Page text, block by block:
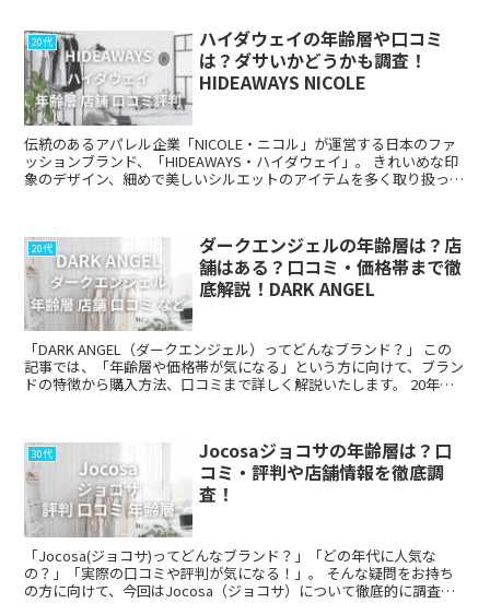
20代
ハイダウェイの年齢層や口コミ
は？ダサいかどうかも調査！
HIDEAWAYS NICOLE
伝統のあるアパレル企業「NICOLE・ニコル」が運営する日本のファ
ッションブランド、「HIDEAWAYS・ハイダウェイ」。 きれいめな印
象のデザイン、細めで美しいシルエットのアイテムを多く取り扱って
20代
ダークエンジェルの年齢層は？店
舗はある？口コミ・価格帯まで徹
底解説！DARK ANGEL
「DARK ANGEL（ダークエンジェル）ってどんなブランド？」 この
記事では、「年齢層や価格帯が気になる」という方に向けて、ブラン
ドの特徴から購入方法、口コミまで詳しく解説いたします。 20年以
30代
Jocosaジョコサの年齢層は？口
コミ・評判や店舗情報を徹底調
査！
「Jocosa(ジョコサ)ってどんなブランド？」「どの年代に人気な
の？」「実際の口コミや評判が気になる！」。 そんな疑問をお持ち
の方に向けて、今回はJocosa（ジョコサ）について徹底的に調査し